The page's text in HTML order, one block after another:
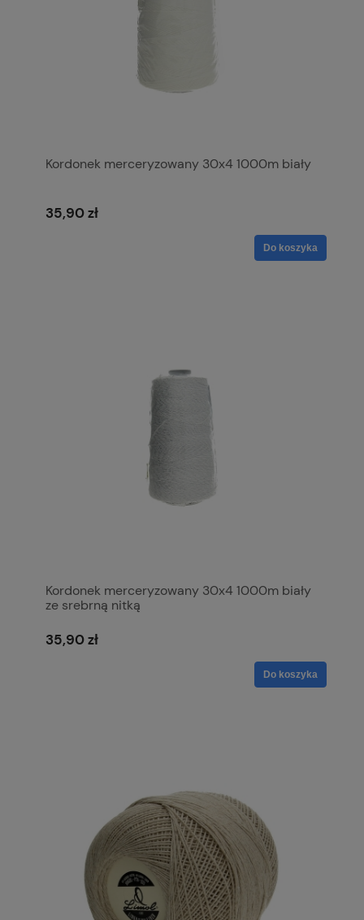
Kordonek merceryzowany 30x4 1000m biały
35,90 zł
Do koszyka
Kordonek merceryzowany 30x4 1000m biały
ze srebrną nitką
35,90 zł
Do koszyka